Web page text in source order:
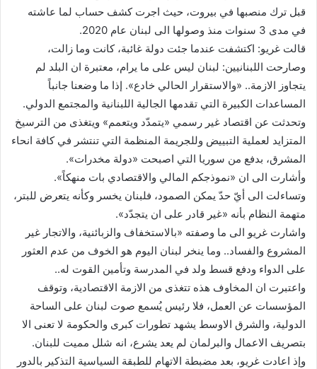
و
ن
ي
ا
قبل ترك منصبها في بيروت، حيث اجرت كشف حساب لما عاشته
في مدى 3 سنوات منذ وصولها الى لبنان عام 2020.
قالت غريو: اكتشفت عندما جئت دولة غائبة، كانت وما زالت،
وصارحت اللبنانيين: لبنان ليس على ما يرام، معتبرة ان البلد لم
يتجاوز الازمة.. «والاستقرار الحالي خادع». إذا ما وضعنا جانباً
المساعدات الكبيرة التي تقدمها الجالية اللبنانية والمجتمع الدولي.
وتحدثت عن اقتصاد غير رسمي «يتمدّد ويتعمم» ويتغذى من الترسيخ
المتزايد لعملية التبييض وللجريمة المنظمة التي تنتشر في كافة انحاء
المشرق، بدفع من سوريا التي اصبحت «دولة مخدرات».
وأشارت الى ان «نموذجكم المالي والاقتصادي بات منهكاً».
وتساءلت الى أيّ حدّ يمكن الصمود، فلبنان يخسر وكأنه يتعرض للبتر،
متهمة النظام بأنه «غير قادر على ان يتجدّد».
واشارت غريو الى ما وصفته «بالاستخفاف والزبائنية، والاتجار غير
المشروع والفساد.. وما ينخر لبنان اليوم هو الخوف من عدم العثور
على الدواء ودفع قسط ولد في المدرسة وتأمين القوت له..
واعتبرت ان المخاوف هذه تتغذى من الازمة الاقتصادية، وتوقف
المؤسسات عن العمل، فلا رئيس يُسمع صوت لبنان على الساحة
الدولية، والشرق الاوسط يشهد تطورات كبرى والحكومة لا تعنى الا
بتصريف الاعمال والبرلمان لم يعد يشرع، انه شلل مميت للبنان.
وإذ اعادت غريو، بعد مضبطة الاتهام للطبقة السياسية التذكير بالدور